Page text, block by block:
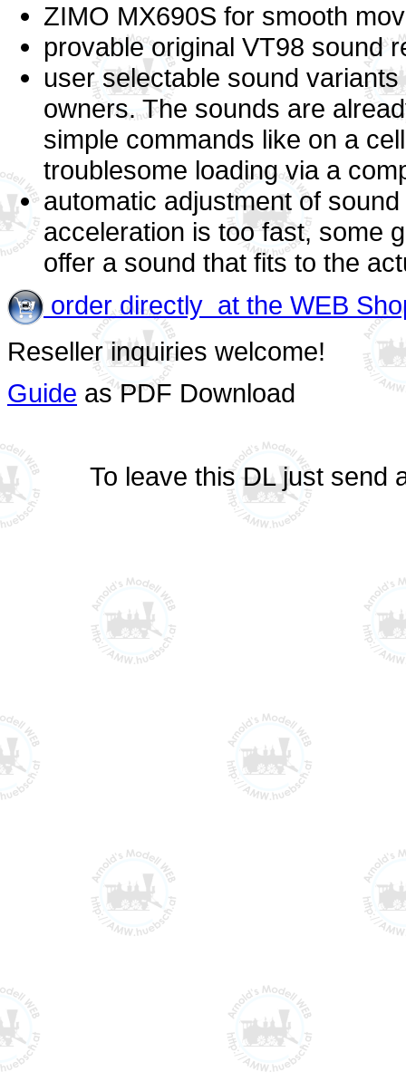
ZIMO MX690S for smooth
provable original VT98 sound
user selectable sound
owners. The sounds are
simple commands like on a
troublesome loading via a
automatic adjustment of
acceleration is too fast, some
offer a sound that fits to the
order directly at the WEB
Reseller inquiries welcome!
Guide as PDF Download
To leave this DL just send